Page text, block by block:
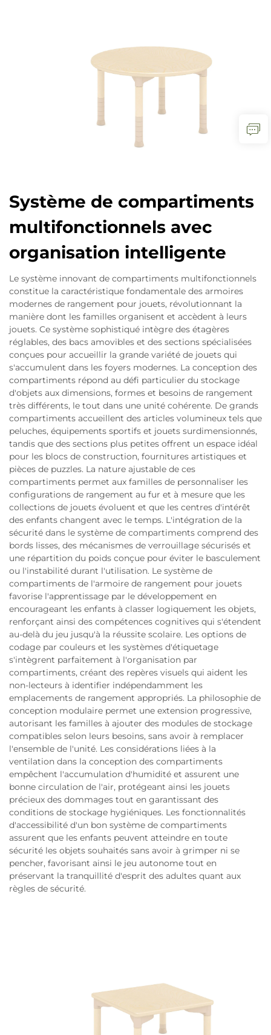
Système de compartiments
multifonctionnels avec
organisation intelligente
Le système innovant de compartiments multifonctionnels
constitue la caractéristique fondamentale des armoires
modernes de rangement pour jouets, révolutionnant la
manière dont les familles organisent et accèdent à leurs
jouets. Ce système sophistiqué intègre des étagères
réglables, des bacs amovibles et des sections spécialisées
conçues pour accueillir la grande variété de jouets qui
s'accumulent dans les foyers modernes. La conception des
compartiments répond au défi particulier du stockage
d'objets aux dimensions, formes et besoins de rangement
très différents, le tout dans une unité cohérente. De grands
compartiments accueillent des articles volumineux tels que
peluches, équipements sportifs et jouets surdimensionnés,
tandis que des sections plus petites offrent un espace idéal
pour les blocs de construction, fournitures artistiques et
pièces de puzzles. La nature ajustable de ces
compartiments permet aux familles de personnaliser les
configurations de rangement au fur et à mesure que les
collections de jouets évoluent et que les centres d'intérêt
des enfants changent avec le temps. L'intégration de la
sécurité dans le système de compartiments comprend des
bords lisses, des mécanismes de verrouillage sécurisés et
une répartition du poids conçue pour éviter le basculement
ou l'instabilité durant l'utilisation. Le système de
compartiments de l'armoire de rangement pour jouets
favorise l'apprentissage par le développement en
encourageant les enfants à classer logiquement les objets,
renforçant ainsi des compétences cognitives qui s'étendent
au-delà du jeu jusqu'à la réussite scolaire. Les options de
codage par couleurs et les systèmes d'étiquetage
s'intègrent parfaitement à l'organisation par
compartiments, créant des repères visuels qui aident les
non-lecteurs à identifier indépendamment les
emplacements de rangement appropriés. La philosophie de
conception modulaire permet une extension progressive,
autorisant les familles à ajouter des modules de stockage
compatibles selon leurs besoins, sans avoir à remplacer
l'ensemble de l'unité. Les considérations liées à la
ventilation dans la conception des compartiments
empêchent l'accumulation d'humidité et assurent une
bonne circulation de l'air, protégeant ainsi les jouets
précieux des dommages tout en garantissant des
conditions de stockage hygiéniques. Les fonctionnalités
d'accessibilité d'un bon système de compartiments
assurent que les enfants peuvent atteindre en toute
sécurité les objets souhaités sans avoir à grimper ni se
pencher, favorisant ainsi le jeu autonome tout en
préservant la tranquillité d'esprit des adultes quant aux
règles de sécurité.